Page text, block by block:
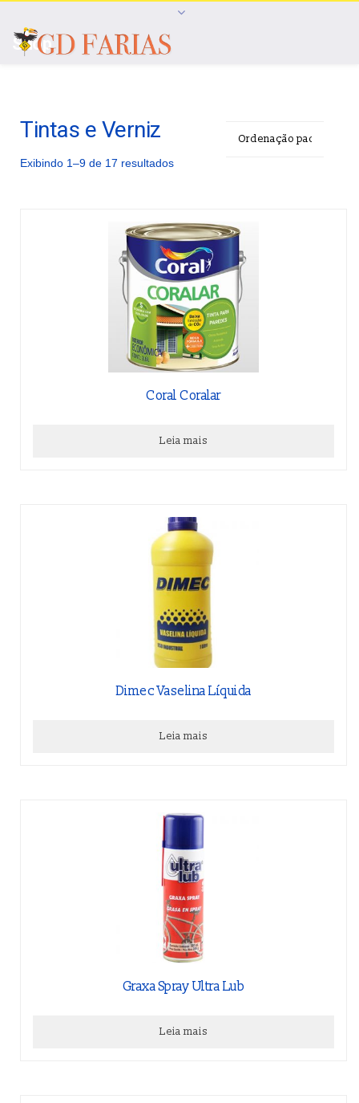
Shop
Tintas e Verniz
Exibindo 1–9 de 17 resultados
Coral Coralar
Leia mais
Dimec Vaselina Líquida
Leia mais
Graxa Spray Ultra Lub
Leia mais